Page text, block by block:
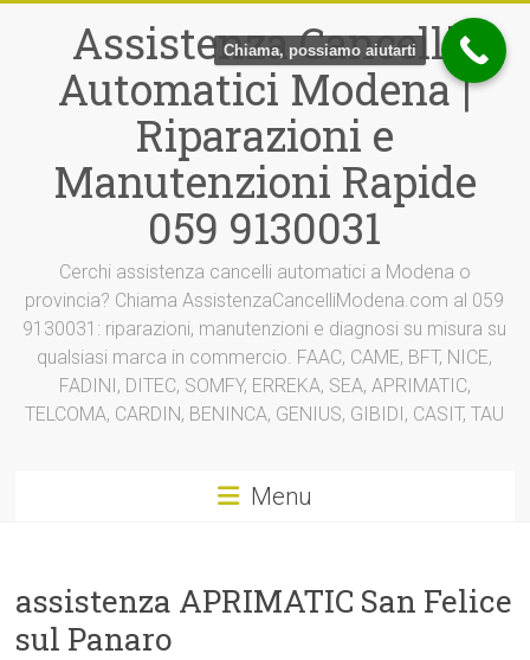
contenutoAssistenza Cancelli
Automatici Modena |
Riparazioni e
Manutenzioni Rapide
059 9130031
Cerchi assistenza cancelli automatici a Modena o
provincia? Chiama AssistenzaCancelliModena.com al 059
9130031: riparazioni, manutenzioni e diagnosi su misura su
qualsiasi marca in commercio. FAAC, CAME, BFT, NICE,
FADINI, DITEC, SOMFY, ERREKA, SEA, APRIMATIC,
TELCOMA, CARDIN, BENINCA, GENIUS, GIBIDI, CASIT, TAU
Menu
assistenza APRIMATIC San Felice
sul Panaro
Chiama, possiamo aiutarti